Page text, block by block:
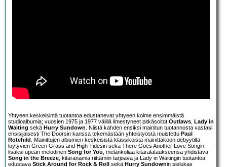
Yhtyeen keskeisintä tuotantoa edustanevat yhtyeen kolme ensimmäistä
studioalbumia; vuosien 1975 ja 1977 välillä ilmestyneet pitkäsoitot Outlaws, Lady in
Waiting sekä Hurry Sundown. Niistä kahden ensiksi mainitun tuotannosta vastasi
ensisijaisesti The Doorsin kanssa tekemästään yhteistyöstä muistettu Paul
Rotchild . Mainittujen albumien keskeisistä klassikoista mainittakoon debyytiltä
löytyvien Green Grass and High Tidesin sekä There Goes Another Love Songin
lisäksi upean melodinen Song for You, melankoliaa kitaralataukseensa yhdistävä
Song in the Breeze, kitaranamia riittämiin tarjoava ja Lady in Waitingin tuotantoa
edustava Stick Around for Rock & Roll sekä Hurry Sundownin sielukas